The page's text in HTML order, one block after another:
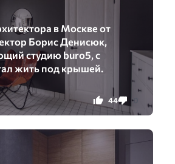
в Москве от
Борис Денисюк,
студию buro5, с
жить под крышей.
44 0